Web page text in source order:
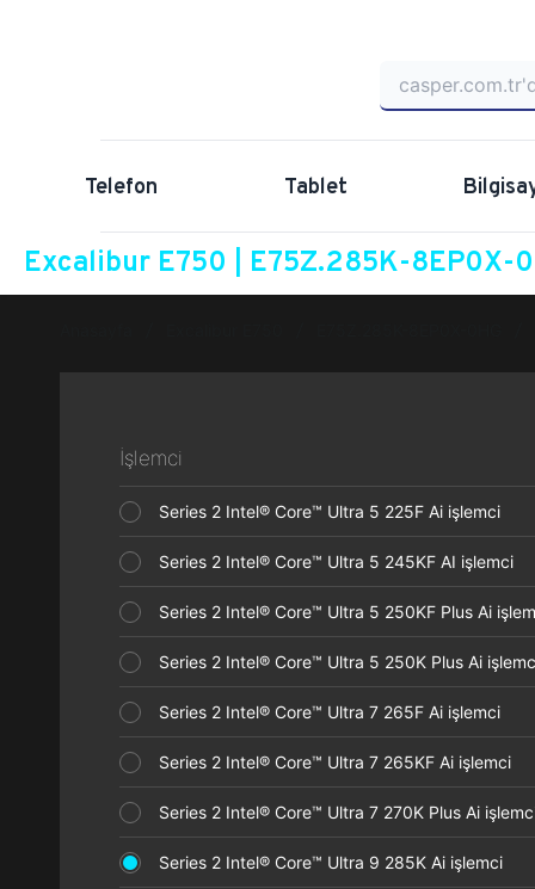
Telefon Tablet
Excalibur E750 | E75Z.285K-8EP0X-
İşlemci
Series 2 Intel® Core™ Ultra 5 225F Ai işlemci
Series 2 Intel® Core™ Ultra 5 245KF AI işlemci
Series 2 Intel® Core™ Ultra 5 250KF Plus Ai
Series 2 Intel® Core™ Ultra 5 250K Plus Ai
Series 2 Intel® Core™ Ultra 7 265F Ai işlemci
Series 2 Intel® Core™ Ultra 7 265KF Ai işlemci
Series 2 Intel® Core™ Ultra 7 270K Plus Ai
Series 2 Intel® Core™ Ultra 9 285K Ai işlemci